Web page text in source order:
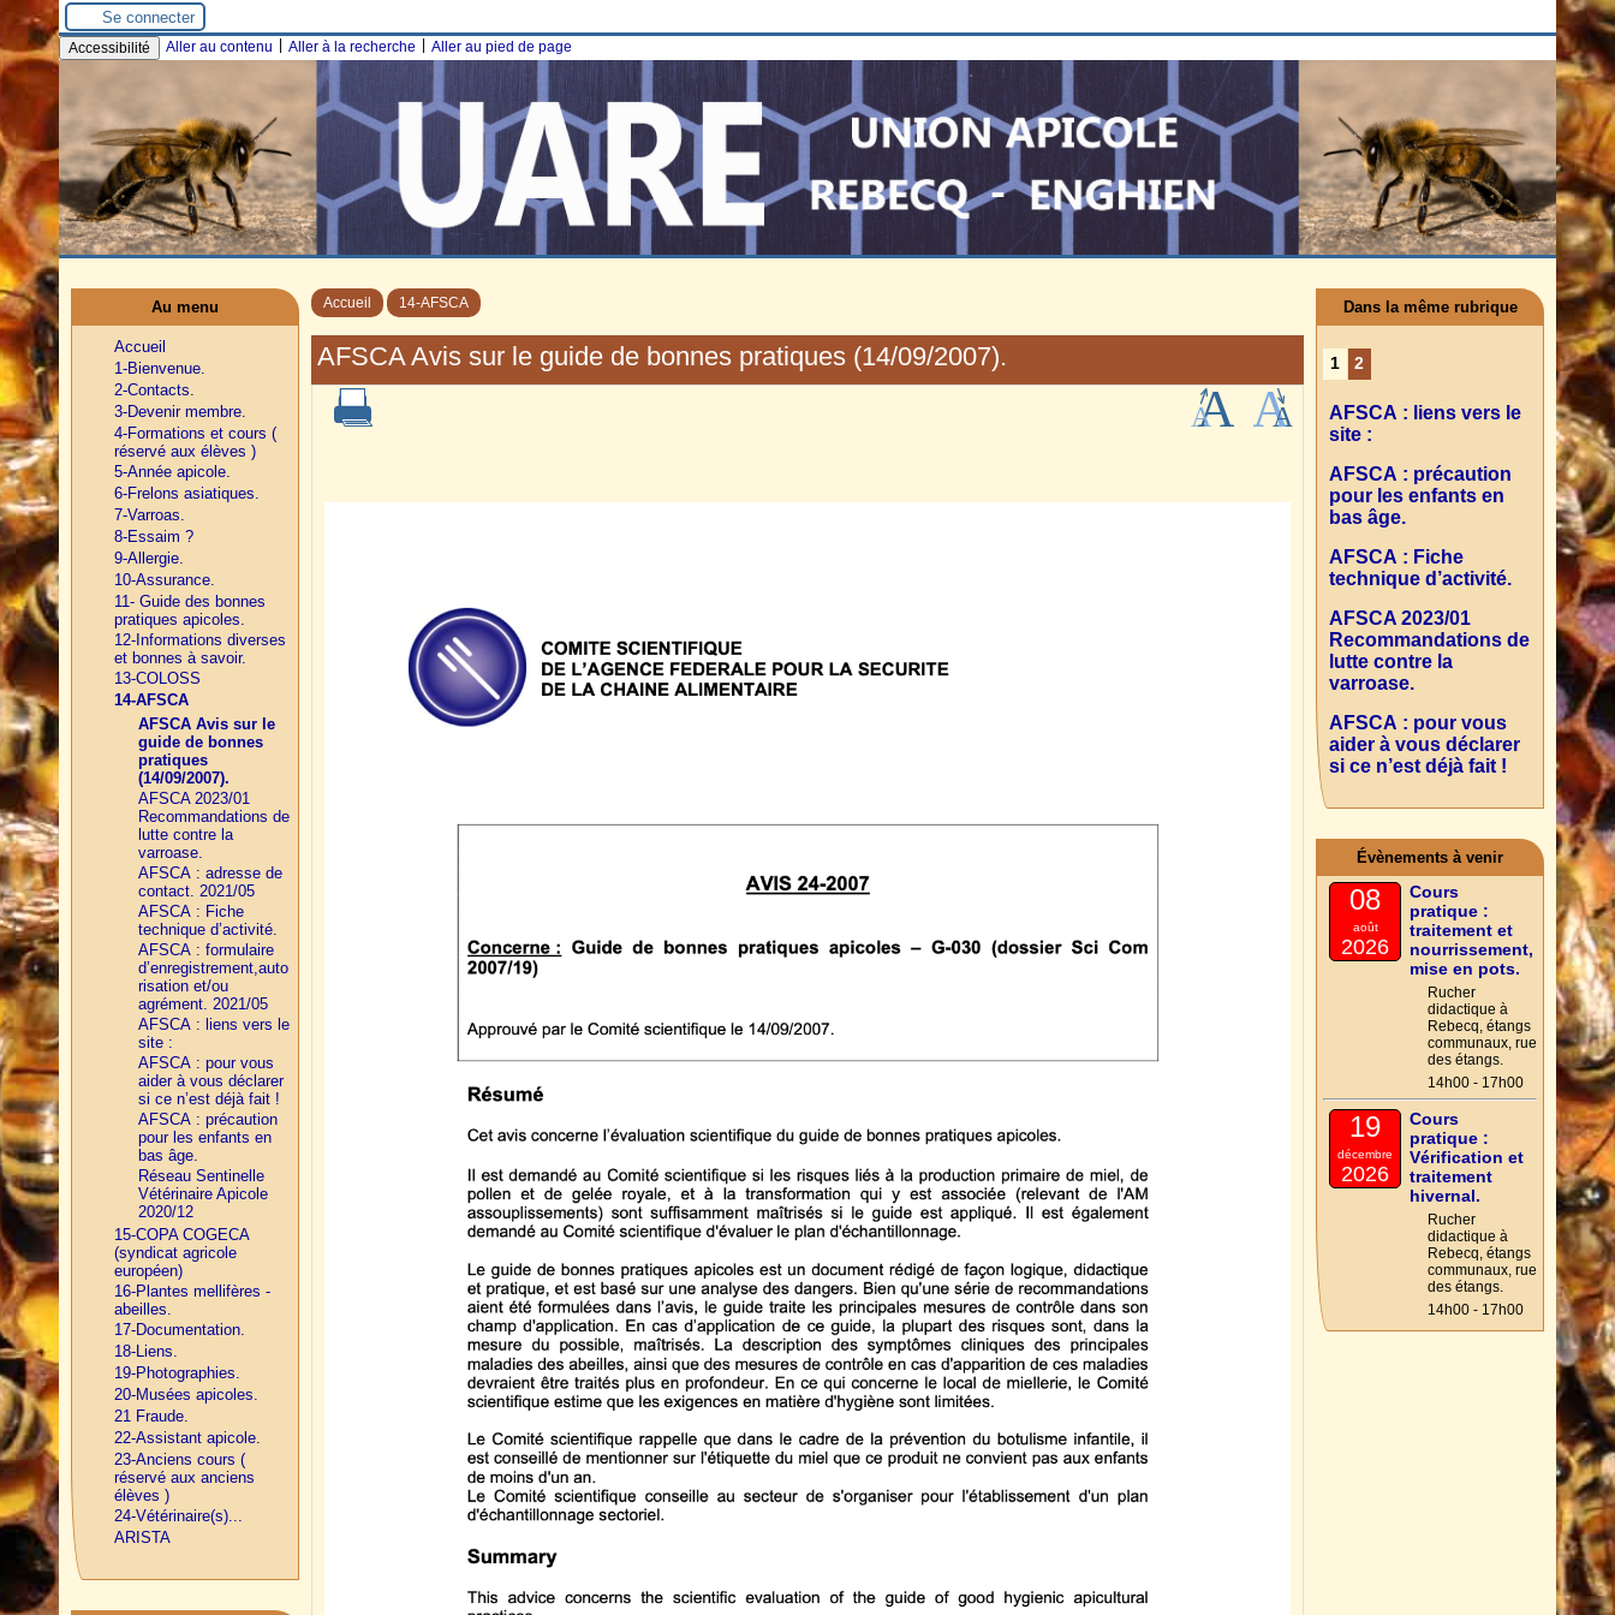
Se connecter
Accessibilité Aller au contenu Aller à la recherche Aller au pied de page
Accueil 14-AFSCA
AFSCA Avis sur le guide de bonnes pratiques (14/09/2007).
Au menu
Accueil
1-Bienvenue.
2-Contacts.
3-Devenir membre.
4-Formations et cours (
réservé aux élèves )
5-Année apicole.
6-Frelons asiatiques.
7-Varroas.
8-Essaim ?
9-Allergie.
10-Assurance.
11- Guide des bonnes
pratiques apicoles.
12-Informations diverses
et bonnes à savoir.
13-COLOSS
14-AFSCA
AFSCA Avis sur le
guide de bonnes
pratiques
(14/09/2007).
AFSCA 2023/01
Recommandations de
lutte contre la
varroase.
AFSCA : adresse de
contact. 2021/05
AFSCA : Fiche
technique d’activité.
AFSCA : formulaire
d’enregistrement,auto
risation et/ou
agrément. 2021/05
AFSCA : liens vers le
site :
AFSCA : pour vous
aider à vous déclarer
si ce n’est déjà fait !
AFSCA : précaution
pour les enfants en
bas âge.
Réseau Sentinelle
Vétérinaire Apicole
2020/12
15-COPA COGECA
(syndicat agricole
européen)
16-Plantes mellifères -
abeilles.
17-Documentation.
18-Liens.
19-Photographies.
20-Musées apicoles.
21 Fraude.
22-Assistant apicole.
23-Anciens cours (
réservé aux anciens
élèves )
24-Vétérinaire(s)...
ARISTA
Dans la même rubrique
1 2
AFSCA : liens vers le
site :
AFSCA : précaution
pour les enfants en
bas âge.
AFSCA : Fiche
technique d’activité.
AFSCA 2023/01
Recommandations de
lutte contre la
varroase.
AFSCA : pour vous
aider à vous déclarer
si ce n’est déjà fait !
Évènements à venir
08
août
2026
Cours
pratique :
traitement et
nourrissement,
mise en pots.
Rucher
didactique à
Rebecq, étangs
communaux, rue
des étangs.
14h00 - 17h00
19
décembre
2026
Cours
pratique :
Vérification et
traitement
hivernal.
Rucher
didactique à
Rebecq, étangs
communaux, rue
des étangs.
14h00 - 17h00